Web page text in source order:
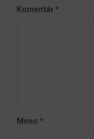
Komentár *
Meno *